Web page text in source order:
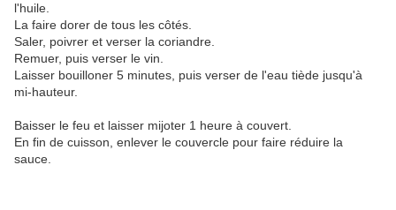
l'huile.
La faire dorer de tous les côtés.
Saler, poivrer et verser la coriandre.
Remuer, puis verser le vin.
Laisser bouilloner 5 minutes, puis verser de l'eau tiède jusqu'à
mi-hauteur.
Baisser le feu et laisser mijoter 1 heure à couvert.
En fin de cuisson, enlever le couvercle pour faire réduire la
sauce.